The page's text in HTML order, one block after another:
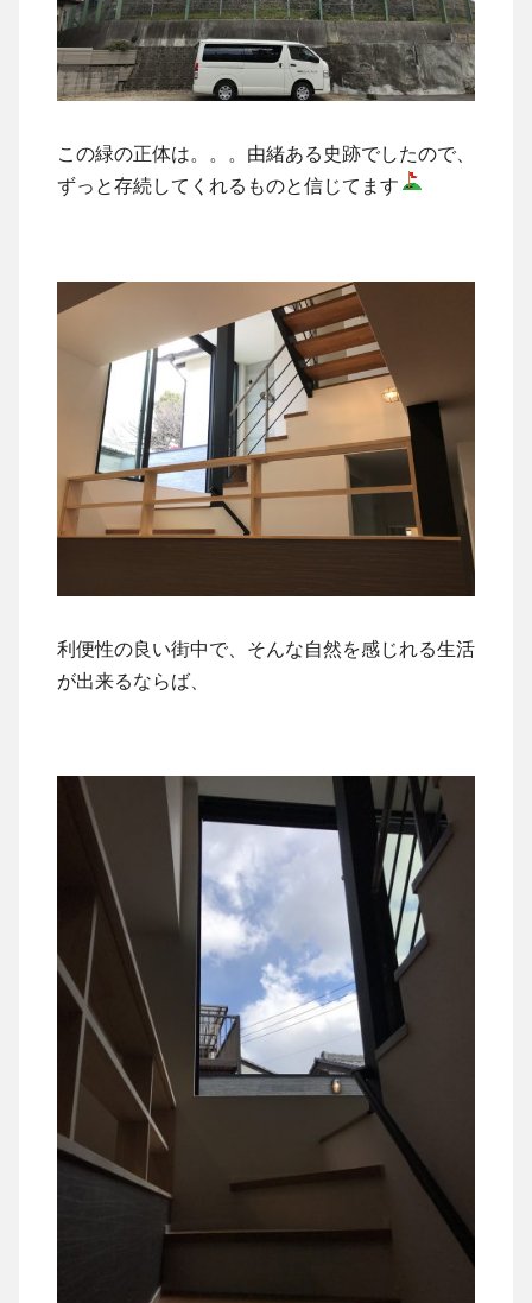
この緑の正体は。。。由緒ある史跡でしたので、
ずっと存続してくれるものと信じてます
利便性の良い街中で、そんな自然を感じれる生活
が出来るならば、